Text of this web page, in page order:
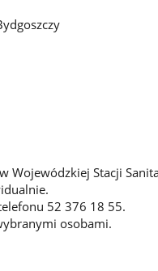
Wojewódzkiej Stacji
52 376 18 55.
osobami.